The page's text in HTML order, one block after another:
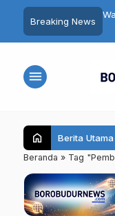
Breaking News
Akhir, Lalu Juara
Cup 2 2026
menu
home Berita Utama
Beranda » Tag